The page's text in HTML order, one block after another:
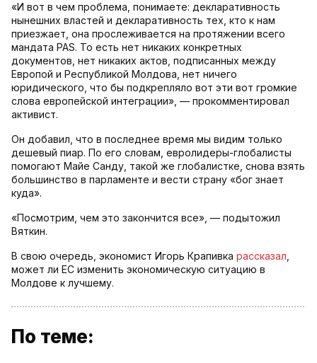
«И вот в чем проблема, понимаете: декларативность
нынешних властей и декларативность тех, кто к нам
приезжает, она прослеживается на протяжении всего
мандата PAS. То есть нет никаких конкретных
документов, нет никаких актов, подписанных между
Европой и Республикой Молдова, нет ничего
юридического, что бы подкрепляло вот эти вот громкие
слова европейской интеграции», — прокомментировал
активист.
Он добавил, что в последнее время мы видим только
дешевый пиар. По его словам, евролидеры-глобалисты
помогают Майе Санду, такой же глобалистке, снова взять
большинство в парламенте и вести страну «бог знает
куда».
«Посмотрим, чем это закончится все», — подытожил
Вяткин.
В свою очередь, экономист Игорь Крапивка рассказал
может ли ЕС изменить экономическую ситуацию в
Молдове к лучшему.
По теме: